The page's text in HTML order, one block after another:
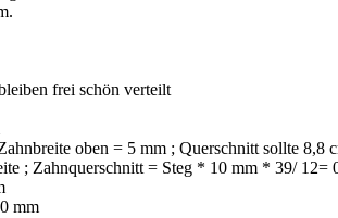
frei schön verteilt
oben = 5 mm ; Querschnitt sollte 8,8
; Zahnquerschnitt = Steg * 10 mm * 39/
mm